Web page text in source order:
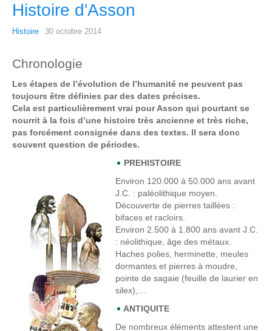
Histoire d'Asson
Histoire 30 octobre 2014
Chronologie
Les étapes de l’évolution de l’humanité ne peuvent pas
toujours être définies par des dates précises.
Cela est particulièrement vrai pour Asson qui pourtant se
nourrit à la fois d’une histoire très ancienne et très riche,
pas forcément consignée dans des textes. Il sera donc
souvent question de périodes.
PREHISTOIRE
Environ 120.000 à 50.000 ans avant
J.C . : paléolithique moyen.
Découverte de pierres taillées :
bifaces et racloirs.
Environ 2.500 à 1.800 ans avant J.C.
: néolithique, âge des métaux.
Haches polies, herminette, meules
dormantes et pierres à moudre,
pointe de sagaie (feuille de laurier en
silex),…
ANTIQUITE
De nombreux éléments attestent une